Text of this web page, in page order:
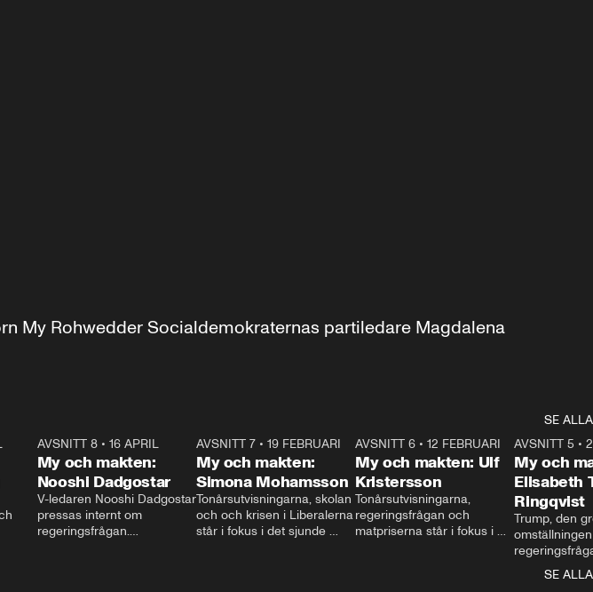
My Rohwedder Socialdemokraternas partiledare Magdalena
SE ALLA
AVSNITT 8• 16 APRIL
My och makten:
Nooshi Dadgostar
V-ledaren Nooshi Dadgostar
pressas internt om
regeringsfrågan.
24:30
AVSNITT 7• 19 FEBRUARI
My och makten:
Simona Mohamsson
Tonårsutvisningarna, skolan
och och krisen i Liberalerna
står i fokus i det sjunde
27:30
AVSNITT 6 •12 FEBRUARI
My och makten: Ulf
Kristersson
Tonårsutvisningarna,
regeringsfrågan och
matpriserna står i fokus i
AVSNITT 5 •
My och
Elisabeth
Ringqvist
Trump, den
centrum i
avsnittet av
SE ALLA